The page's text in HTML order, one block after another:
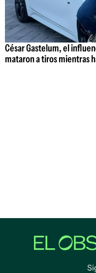
César Gastelum, el
mataron a tiros mientras